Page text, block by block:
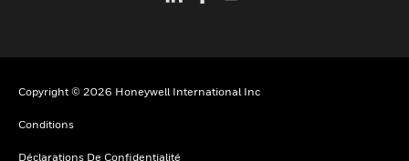
Copyright © 2026 Honeywell International Inc
Conditions
Déclarations De Confidentialité